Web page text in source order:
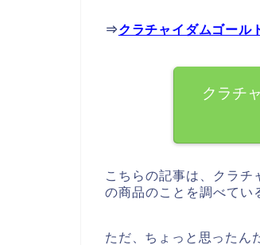
⇒クラチャイダムゴール
クラチ
こちらの記事は、クラチ
の商品のことを調べてい
ただ、ちょっと思ったん